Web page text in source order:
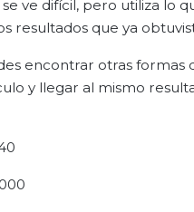
ve difícil, pero utiliza lo
resultados que ya
encontrar otras formas
y llegar al mismo